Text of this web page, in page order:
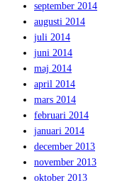
september 2014
augusti 2014
juli 2014
juni 2014
maj 2014
april 2014
mars 2014
februari 2014
januari 2014
december 2013
november 2013
oktober 2013